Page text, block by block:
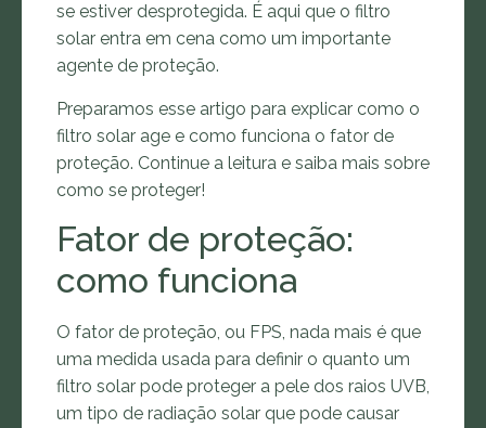
se estiver desprotegida. É aqui que o filtro
solar entra em cena como um importante
agente de proteção.
Preparamos esse artigo para explicar como o
filtro solar age e como funciona o fator de
proteção. Continue a leitura e saiba mais sobre
como se proteger!
Fator de proteção:
como funciona
O fator de proteção, ou FPS, nada mais é que
uma medida usada para definir o quanto um
filtro solar pode proteger a pele dos raios UVB,
um tipo de radiação solar que pode causar